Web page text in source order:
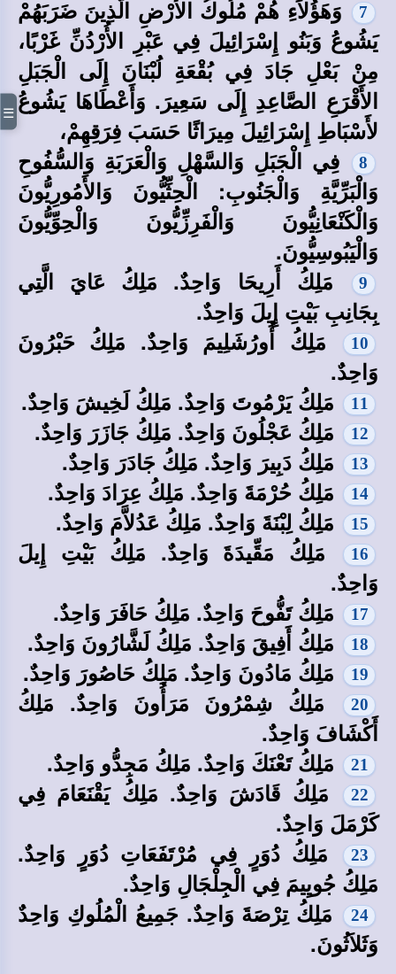
7
وَهَؤُلاَءِ هُمْ مُلُوكُ الأَرْضِ الَّذِينَ ضَرَبَهُمْ
يَشُوعُ وَبَنُو إِسْرَائِيلَ فِي عَبْرِ الأُرْدُنِّ غَرْبًا،
مِنْ بَعْلِ جَادَ فِي بُقْعَةِ لُبْنَانَ إِلَى الْجَبَلِ
الأَقْرَعِ الصَّاعِدِ إِلَى سَعِيرَ. وَأَعْطَاهَا يَشُوعُ
لأَسْبَاطِ إِسْرَائِيلَ مِيرَاثًا حَسَبَ فِرَقِهِمْ،
8
فِي الْجَبَلِ وَالسَّهْلِ وَالْعَرَبَةِ وَالسُّفُوحِ
وَالْبَرِّيَّةِ وَالْجَنُوبِ: الْحِثِّيُّونَ وَالأَمُورِيُّونَ
وَالْكَنْعَانِيُّونَ وَالْفَرِزِّيُّونَ وَالْحِوِّيُّونَ
وَالْيَبُوسِيُّونَ.
9
مَلِكُ أَرِيحَا وَاحِدٌ. مَلِكُ عَايَ الَّتِي
بِجَانِبِ بَيْتِ إِيلَ وَاحِدٌ.
10
مَلِكُ أُورُشَلِيمَ وَاحِدٌ. مَلِكُ حَبْرُونَ
وَاحِدٌ.
11 مَلِكُ يَرْمُوتَ وَاحِدٌ. مَلِكُ لَخِيشَ وَاحِدٌ.
12 مَلِكُ عَجْلُونَ وَاحِدٌ. مَلِكُ جَازَرَ وَاحِدٌ.
13 مَلِكُ دَبِيرَ وَاحِدٌ. مَلِكُ جَادَرَ وَاحِدٌ.
14 مَلِكُ حُرْمَةَ وَاحِدٌ. مَلِكُ عِرَادَ وَاحِدٌ.
15 مَلِكُ لِبْنَةَ وَاحِدٌ. مَلِكُ عَدُلاَّمَ وَاحِدٌ.
16
مَلِكُ مَقِّيدَةَ وَاحِدٌ. مَلِكُ بَيْتِ إِيلَ
وَاحِدٌ.
17 مَلِكُ تَفُّوحَ وَاحِدٌ. مَلِكُ حَافَرَ وَاحِدٌ.
18 مَلِكُ أَفِيقَ وَاحِدٌ. مَلِكُ لَشَّارُونَ وَاحِدٌ.
19 مَلِكُ مَادُونَ وَاحِدٌ. مَلِكُ حَاصُورَ وَاحِدٌ.
20
مَلِكُ شِمْرُونَ مَرَأُونَ وَاحِدٌ. مَلِكُ
أَكْشَافَ وَاحِدٌ.
21 مَلِكُ تَعْنَكَ وَاحِدٌ. مَلِكُ مَجِدُّو وَاحِدٌ.
22
مَلِكُ قَادَشَ وَاحِدٌ. مَلِكُ يَقْنَعَامَ فِي
كَرْمَلَ وَاحِدٌ.
23
مَلِكُ دُوَرٍ فِي مُرْتَفَعَاتِ دُوَرٍ وَاحِدٌ.
مَلِكُ جُويِيمَ فِي الْجِلْجَالِ وَاحِدٌ.
24
مَلِكُ تِرْصَةَ وَاحِدٌ. جَمِيعُ الْمُلُوكِ وَاحِدٌ
وَثَلاَثُونَ.
☰